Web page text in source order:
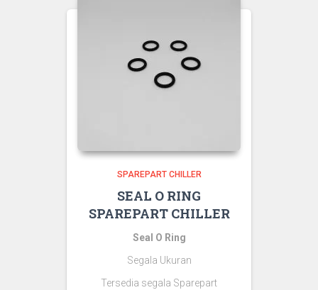
SPAREPART CHILLER
SEAL O RING
SPAREPART CHILLER
Seal O Ring
Segala Ukuran
Tersedia segala Sparepart